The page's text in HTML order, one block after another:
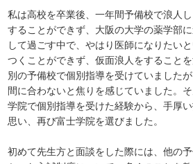
私は高校を卒業後、一年間予備校で浪人
することができず、大阪の大学の薬学部
して過ごす中で、やはり医師になりたい
つくことができず、仮面浪人をすること
別の予備校で個別指導を受けていました
間に合わないと焦りを感じていました。
学院で個別指導を受けた経験から、手厚
思い、再び富士学院を選びました。
初めて先生方と面談をした際には、他の